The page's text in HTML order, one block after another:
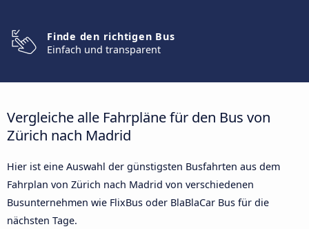
Finde den richtigen Bus
Einfach und transparent
Vergleiche alle Fahrpläne für den Bus von
Zürich nach Madrid
Hier ist eine Auswahl der günstigsten Busfahrten aus dem
Fahrplan von Zürich nach Madrid von verschiedenen
Busunternehmen wie FlixBus oder BlaBlaCar Bus für die
nächsten Tage.